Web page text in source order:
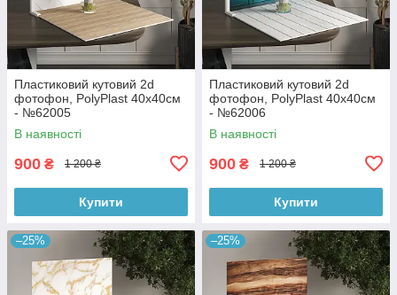
Пластиковий кутовий 2d
фотофон, PolyPlast 40x40см
- №62005
В наявності
900 ₴ 1 200 ₴
Купити
Пластиковий кутовий 2d
фотофон, PolyPlast 40x40см
- №62006
В наявності
900 ₴ 1 200 ₴
Купити
–25% –25%